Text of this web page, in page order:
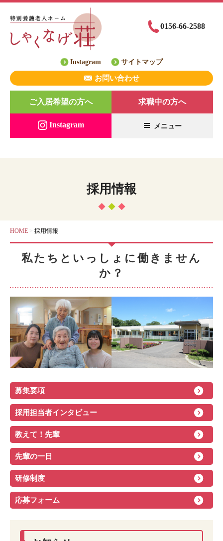
0156-66-2588
Instagram サイトマップ
お問い合わせ
ご入居希望の方へ 求職中の方へ
Instagram メニュー
採用情報
HOME > 採用情報
私たちといっしょに働きません
か？
募集要項
採用担当者インタビュー
教えて！先輩
先輩の一日
研修制度
応募フォーム